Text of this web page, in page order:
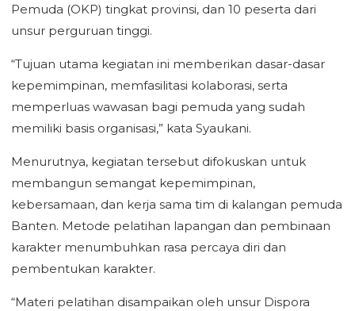
Pemuda (OKP) tingkat provinsi, dan 10 peserta dari
unsur perguruan tinggi.
“Tujuan utama kegiatan ini memberikan dasar-dasar
kepemimpinan, memfasilitasi kolaborasi, serta
memperluas wawasan bagi pemuda yang sudah
memiliki basis organisasi,” kata Syaukani.
Menurutnya, kegiatan tersebut difokuskan untuk
membangun semangat kepemimpinan,
kebersamaan, dan kerja sama tim di kalangan pemuda
Banten. Metode pelatihan lapangan dan pembinaan
karakter menumbuhkan rasa percaya diri dan
pembentukan karakter.
“Materi pelatihan disampaikan oleh unsur Dispora